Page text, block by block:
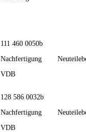
111 460 0050b
Nachfertigung
VDB
128 586 0032b
Nachfertigung
VDB